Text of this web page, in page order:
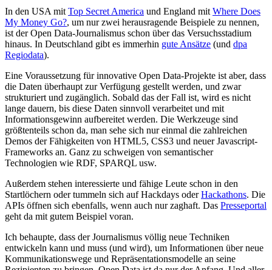
In den USA mit Top Secret America und England mit Where Does
My Money Go?, um nur zwei herausragende Beispiele zu nennen,
ist der Open Data-Journalismus schon über das Versuchsstadium
hinaus. In Deutschland gibt es immerhin gute Ansätze (und dpa
Regiodata).
Eine Voraussetzung für innovative Open Data-Projekte ist aber, dass
die Daten überhaupt zur Verfügung gestellt werden, und zwar
strukturiert und zugänglich. Sobald das der Fall ist, wird es nicht
lange dauern, bis diese Daten sinnvoll verarbeitet und mit
Informationsgewinn aufbereitet werden. Die Werkzeuge sind
größtenteils schon da, man sehe sich nur einmal die zahlreichen
Demos der Fähigkeiten von HTML5, CSS3 und neuer Javascript-
Frameworks an. Ganz zu schweigen von semantischer
Technologien wie RDF, SPARQL usw.
Außerdem stehen interessierte und fähige Leute schon in den
Startlöchern oder tummeln sich auf Hackdays oderHackathons. Die
APIs öffnen sich ebenfalls, wenn auch nur zaghaft. Das Presseportal
geht da mit gutem Beispiel voran.
Ich behaupte, dass der Journalismus völlig neue Techniken
entwickeln kann und muss (und wird), um Informationen über neue
Kommunikationswege und Repräsentationsmodelle an seine